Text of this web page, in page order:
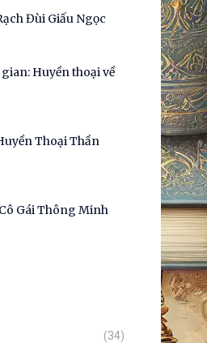
Đùi Giấu Ngọc
Huyền thoại về
Thoại Thần
Gái Thông Minh
(34)